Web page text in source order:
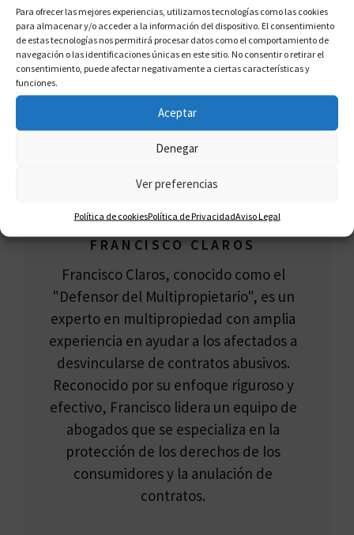
Para ofrecer las mejores experiencias, utilizamos tecnologías como las cookies
para almacenar y/o acceder a la información del dispositivo. El consentimiento
de estas tecnologías nos permitirá procesar datos como el comportamiento de
navegación o las identificaciones únicas en este sitio. No consentir o retirar el
consentimiento, puede afectar negativamente a ciertas características y
funciones.
Aceptar
Denegar
Ver preferencias
Política de cookiesPolítica de PrivacidadAviso Legal
Club Las Calas
La Cancelación De Una Multipropiedad
FRANCISCO CLAROS
Francisco Claros, conocido como el
"Defensor del Multipropietario", es un
experto en multipropiedad con amplia
experiencia en ayudar a los afectados a
desvincularse de contratos abusivos.
Reconocido por su enfoque riguroso y
efectivo, Francisco lidera un equipo de
abogados que se especializa en la
protección de los derechos de los
consumidores y la anulación de
contratos.